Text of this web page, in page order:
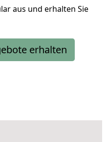
aus und erhalten Sie
erhalten